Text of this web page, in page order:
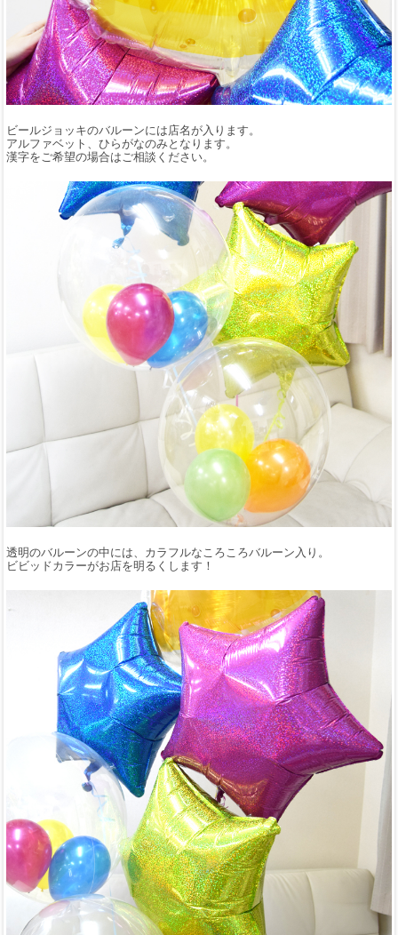
ビールジョッキのバルーンには店名が入ります。
アルファベット、ひらがなのみとなります。
漢字をご希望の場合はご相談ください。
透明のバルーンの中には、カラフルなころころバルーン入り。
ビビッドカラーがお店を明るくします！